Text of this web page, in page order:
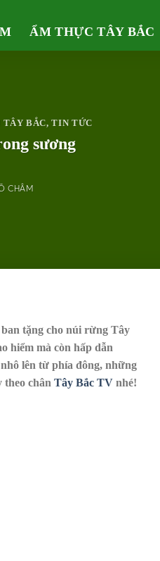
ẨM THỰC TÂY BẮC
TÂY BẮC,TIN TỨC
sương
CHÂM
tặng cho núi rừng Tây
hiểm mà còn hấp dẫn
lên từ phía đông, những
theo chân Tây Bắc TV nhé!